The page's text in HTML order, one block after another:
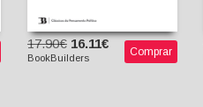
17.90€ 16.11€
BookBuilders Comprar